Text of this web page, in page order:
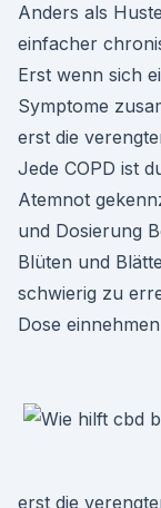
Anders als
einfacher
Erst wenn sich
Symptome
erst die
Jede COPD ist
Atemnot
und Dosierung
Blüten und
schwierig zu
Dose
erst die